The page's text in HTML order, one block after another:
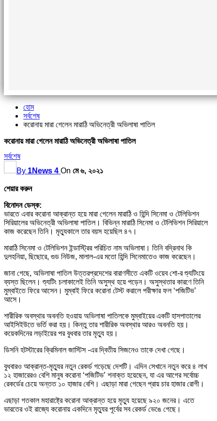
হোম
সর্বশেষ
করোনায় মারা গেলেন মারাঠি অভিনেত্রী অভিলাষা পাতিল
করোনায় মারা গেলেন মারাঠি অভিনেত্রী অভিলাষা পাতিল
সর্বশেষ
By 1News 4 On মে ৬, ২০২১
শেয়ার করুন
বিনোদন ডেস্ক:
ভারতে এবার করোনা আক্রান্ত হয়ে মারা গেলেন মারাঠি ও হিন্দি সিনেমা ও টেলিভিশন
সিরিয়ালের অভিনেত্রী অভিলাষা পাতিল। বিভিন্ন মারাঠি সিনেমা ও টেলিভিশন সিরিয়ালে
কাজ করেছেন তিনি। মৃত্যুকালে তার বয়স হয়েছিল ৪৭।
মারাঠি সিনেমা ও টেলিভিশন ইন্ডাস্ট্রির পরিচিত নাম অভিলাষা। তিনি বদ্রিনাথ কি
দুলহনিয়া, ছিছোরে, গুড নিউজ, মালাল-এর মতো হিন্দি সিনেমাতেও কাজ করেছেন।
জানা গেছে, অভিলাষা পাতিল উত্তরপ্রদেশের বারাণসীতে একটি ওয়েব শো-র শ্যুটিংয়ে
ব্যস্ত ছিলেন। শ্যুটিং চলাকালেই তিনি অসুস্থ হয়ে পড়েন। অসুস্থতার কারণে তিনি
মুম্বাইতে ফিরে আসেন। মুম্বাই ফিরে করোনা টেস্ট করালে পরীক্ষার ফল ‘পজিটিভ’
আসে।
শারীরিক অবস্থার অবনতি হওয়ায় অভিলাষা পাতিলকে মুম্বাইয়ের একটি হাসপাতালের
আইসিইউতে ভর্তি করা হয়। কিন্তু তার শারীরিক অবস্থার আরও অবনতি হয়।
কয়েকদিনের লড়াইয়ের পর বুধবার তার মৃত্যু হয়।
ডিসনি হটস্টারের ক্রিমিনাল জাস্টিস -এর দ্বিতীয় সিজনেও তাকে দেখা গেছে।
বুধবারও আক্রান্ত-মৃত্যুর নতুন রেকর্ড গড়েছে দেশটি। এদিন সেখানে নতুন করে ৪ লাখ
১২ হাজারেরও বেশি মানুষ করোনা ‘পজিটিভ’ শনাক্ত হয়েছেন, যা এর আগের সর্বোচ্চ
রেকর্ডের চেয়ে অন্তত ১০ হাজার বেশি। এছাড়া মারা গেছেন প্রায় চার হাজার রোগী।
এছাড়া গতকাল মহারাষ্ট্রে করোনা আক্রান্ত হয়ে মৃত্যু হয়েছে ৯২০ জনের। এতে
ভারতের ওই রাজ্যে করোনায় একদিনে মৃত্যুর পূর্বের সব রেকর্ড ভেঙে গেছে।